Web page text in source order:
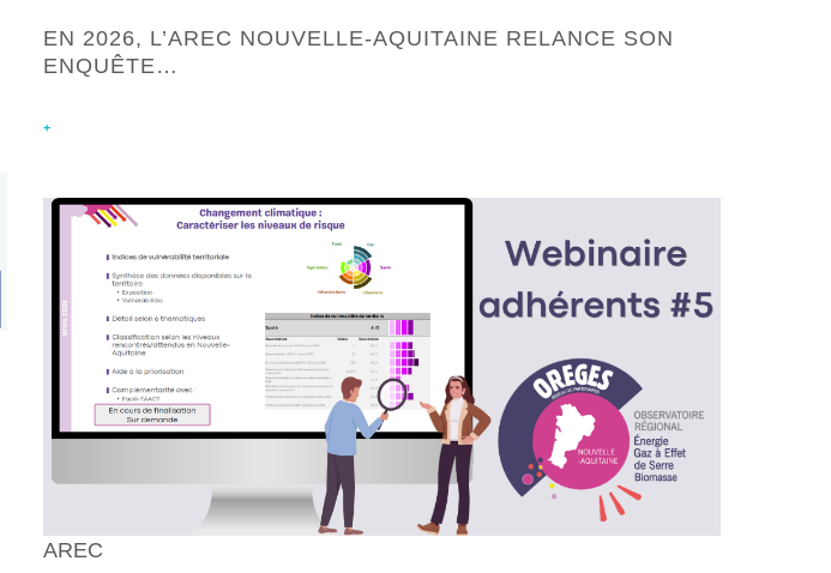
EN 2026, L’AREC NOUVELLE-AQUITAINE RELANCE SON
ENQUÊTE…
+
AREC